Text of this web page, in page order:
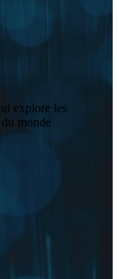
explore les
monde